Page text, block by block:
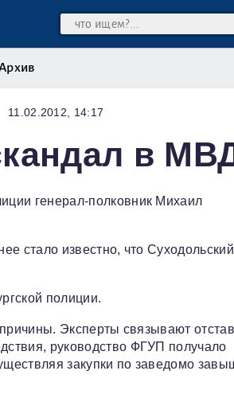
11.02.2012, 14:17
в
генерал-полковник Михаил
стало известно, что
полиции.
Эксперты связывают
руководство ФГУП получало
закупки по заведомо